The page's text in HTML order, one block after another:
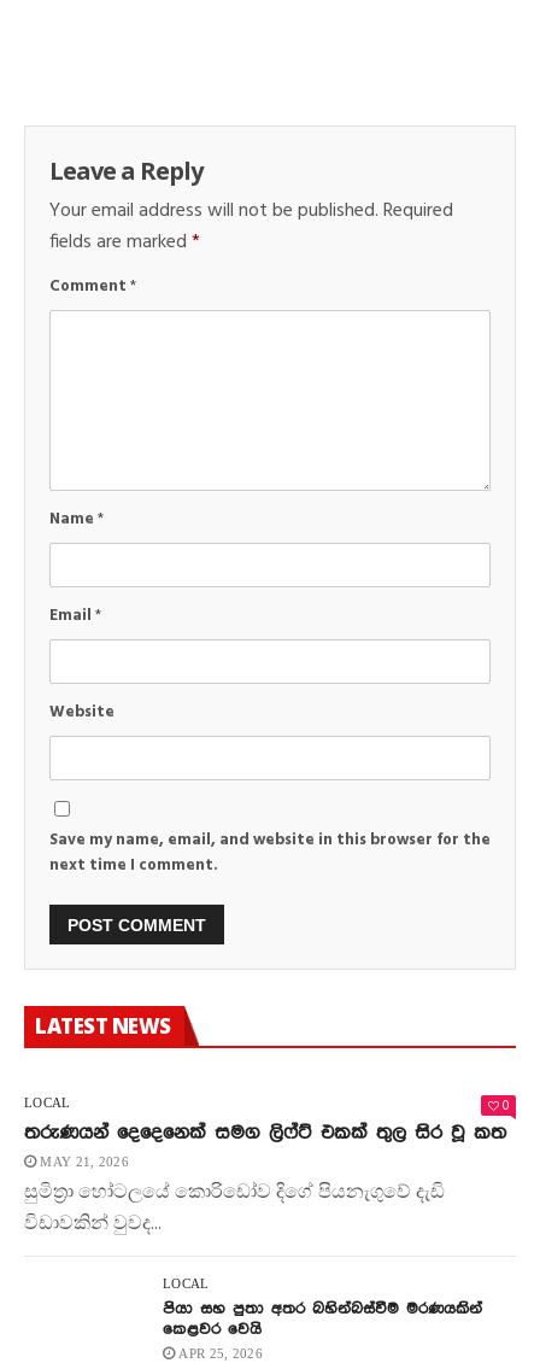
Leave a Reply
Your email address will not be published.Required
fields are marked*
Comment*
Name*
Email*
Website
Save my name, email, and website in this browser for the
next time I comment.
LATEST NEWS
LOCAL 0
තරුණයන් දෙදෙනෙක් සමග ලිෆ්ට් එකක් තුල සිර වූ කත
MAY 21, 2026
සුමිත්‍රා හෝටලයේ කොරිඩෝව දිගේ පියනැගුවේ දැඩි
විඩාවකින් වුවද...
LOCAL
පියා සහ පුතා අතර බහින්බස්වීම මරණයකින්
කෙළවර වෙයි
APR 25, 2026